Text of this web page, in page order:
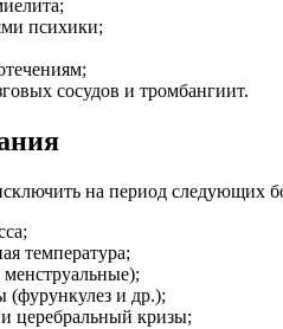
психики;
сосудов и тромбангиит.
на период следующих
температура;
и др.);
церебральный кризы;